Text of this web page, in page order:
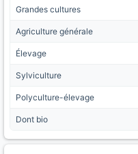
Grandes cultures
Agriculture générale
Élevage
Sylviculture
Polyculture-élevage
Dont bio